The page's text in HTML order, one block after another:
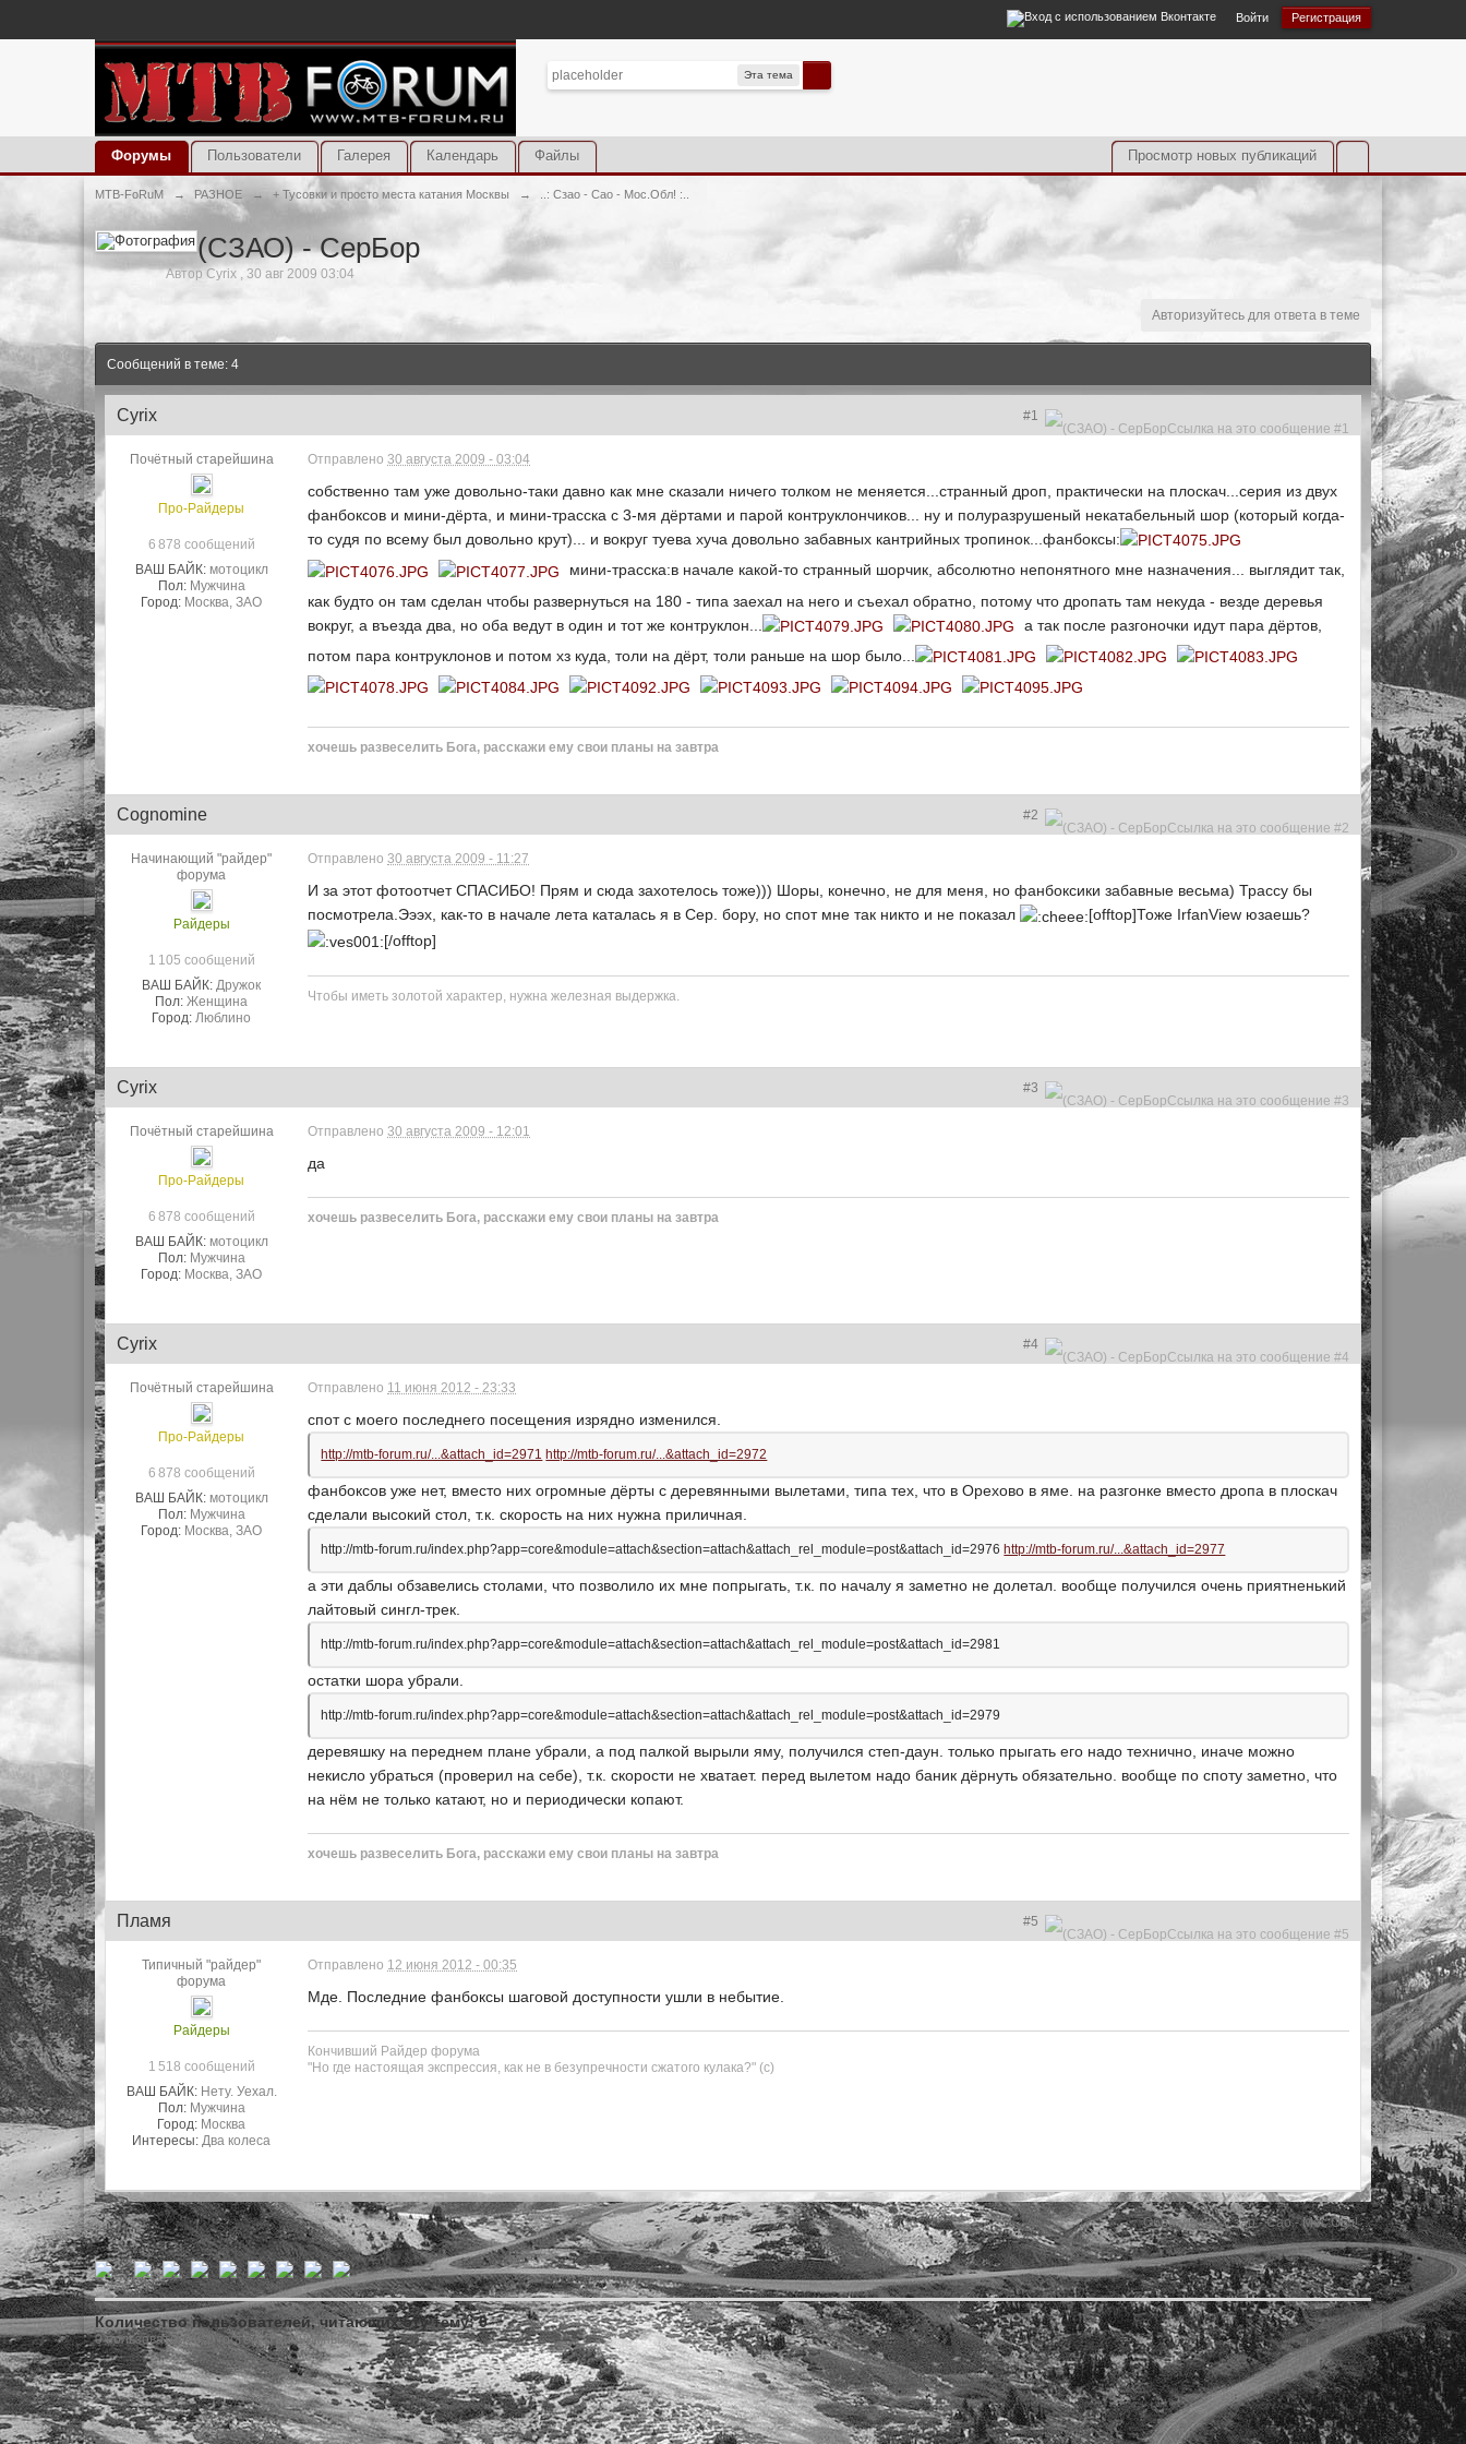
Войти Регистрация
Эта тема
Просмотр новых публикаций
Форумы Пользователи Галерея Календарь Файлы
MTB-FoRuM → РАЗНОЕ → + Тусовки и просто места катания Москвы → ..: Сзао - Сао - Мос.Обл! :..
(СЗАО) - СерБор
АвторCyrix ,30 авг 2009 03:04
Авторизуйтесь для ответа в теме
Сообщений в теме: 4
#1
Cyrix
Почётный старейшина
Про-Райдеры
6 878 сообщений
ВАШ БАЙК: мотоцикл
Пол: Мужчина
Город: Москва, ЗАО
Отправлено30 августа 2009 - 03:04
собственно там уже довольно-таки давно как мне сказали ничего толком не меняется...странный дроп, практически на плоскач...серия из двух
фанбоксов и мини-дёрта, и мини-трасска с 3-мя дёртами и парой контруклончиков... ну и полуразрушеный некатабельный шор (который когда-
то судя по всему был довольно крут)... и вокруг туева хуча довольно забавных кантрийных тропинок...фанбоксы:
мини-трасска:в начале какой-то странный шорчик, абсолютно непонятного мне назначения... выглядит так,
как будто он там сделан чтобы развернуться на 180 - типа заехал на него и съехал обратно, потому что дропать там некуда - везде деревья
вокруг, а въезда два, но оба ведут в один и тот же контруклон...
а так после разгоночки идут пара дёртов,
потом пара контруклонов и потом хз куда, толи на дёрт, толи раньше на шор было...
хочешь развеселить Бога, расскажи ему свои планы на завтра
#2
Cognomine
Начинающий "райдер"
форума
Райдеры
1 105 сообщений
ВАШ БАЙК: Дружок
Пол: Женщина
Город: Люблино
Отправлено30 августа 2009 - 11:27
И за этот фотоотчет СПАСИБО! Прям и сюда захотелось тоже))) Шоры, конечно, не для меня, но фанбоксики забавные весьма) Трассу бы
посмотрела.Эээх, как-то в начале лета каталась я в Сер. бору, но спот мне так никто и не показал
[offtop]Тоже IrfanView юзаешь?
[/offtop]
Чтобы иметь золотой характер, нужна железная выдержка.
#3
Cyrix
Почётный старейшина
Про-Райдеры
6 878 сообщений
ВАШ БАЙК: мотоцикл
Пол: Мужчина
Город: Москва, ЗАО
Отправлено30 августа 2009 - 12:01
да
хочешь развеселить Бога, расскажи ему свои планы на завтра
#4
Cyrix
Почётный старейшина
Про-Райдеры
6 878 сообщений
ВАШ БАЙК: мотоцикл
Пол: Мужчина
Город: Москва, ЗАО
Отправлено 11 июня 2012 - 23:33
спот с моего последнего посещения изрядно изменился.
http://mtb-forum.ru/...&attach_id=2971 http://mtb-forum.ru/...&attach_id=2972
фанбоксов уже нет, вместо них огромные дёрты с деревянными вылетами, типа тех, что в Орехово в яме. на разгонке вместо дропа в плоскач
сделали высокий стол, т.к. скорость на них нужна приличная.
http://mtb-forum.ru/index.php?app=core&module=attach&section=attach&attach_rel_module=post&attach_id=2976 http://mtb-forum.ru/...&attach_id=2977
а эти даблы обзавелись столами, что позволило их мне попрыгать, т.к. по началу я заметно не долетал. вообще получился очень приятненький
лайтовый сингл-трек.
http://mtb-forum.ru/index.php?app=core&module=attach&section=attach&attach_rel_module=post&attach_id=2981
остатки шора убрали.
http://mtb-forum.ru/index.php?app=core&module=attach&section=attach&attach_rel_module=post&attach_id=2979
деревяшку на переднем плане убрали, а под палкой вырыли яму, получился степ-даун. только прыгать его надо технично, иначе можно
некисло убраться (проверил на себе), т.к. скорости не хватает. перед вылетом надо баник дёрнуть обязательно. вообще по споту заметно, что
на нём не только катают, но и периодически копают.
хочешь развеселить Бога, расскажи ему свои планы на завтра
#5
Пламя
Типичный "райдер"
форума
Райдеры
1 518 сообщений
ВАШ БАЙК: Нету. Уехал.
Пол: Мужчина
Город: Москва
Интересы: Два колеса
Отправлено 12 июня 2012 - 00:35
Мде. Последние фанбоксы шаговой доступности ушли в небытие.
Кончивший Райдер форума
"Но где настоящая экспрессия, как не в безупречности сжатого кулака?" (с)
Обратно в ..: Сзао - Сао - Мос.Обл! :..
Количество пользователей, читающих эту тему: 0
0 пользователей, 0 гостей, 0 анонимных